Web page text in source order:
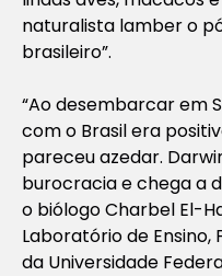
naturalista lamber o
brasileiro”.
“Ao desembarcar em
com o Brasil era
pareceu azedar.
burocracia e chega a
o biólogo Charbel El-
Laboratório de Ensino,
da Universidade